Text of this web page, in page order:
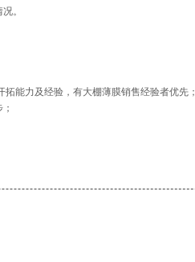
。
能力及经验，有大棚薄膜销售经验者优先；